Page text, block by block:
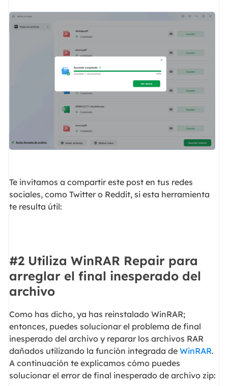
Te invitamos a compartir este post en tus redes
sociales, como Twitter o Reddit, si esta herramienta
te resulta útil:
#2 Utiliza WinRAR Repair para
arreglar el final inesperado del
archivo
Como has dicho, ya has reinstalado WinRAR;
entonces, puedes solucionar el problema de final
inesperado del archivo y reparar los archivos RAR
dañados utilizando la función integrada de WinRAR.
A continuación te explicamos cómo puedes
solucionar el error de final inesperado de archivo zip: